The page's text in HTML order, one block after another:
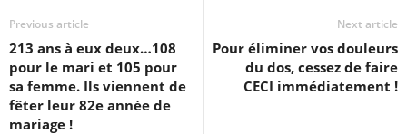
Previous article
213 ans à eux deux…108
pour le mari et 105 pour
sa femme. Ils viennent de
fêter leur 82e année de
mariage !
Next article
Pour éliminer vos douleurs
du dos, cessez de faire
CECI immédiatement !